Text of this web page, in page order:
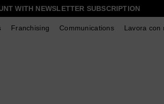
WITH NEWSLETTER SUBSCRIPTION
Franchising Communications Lavora con